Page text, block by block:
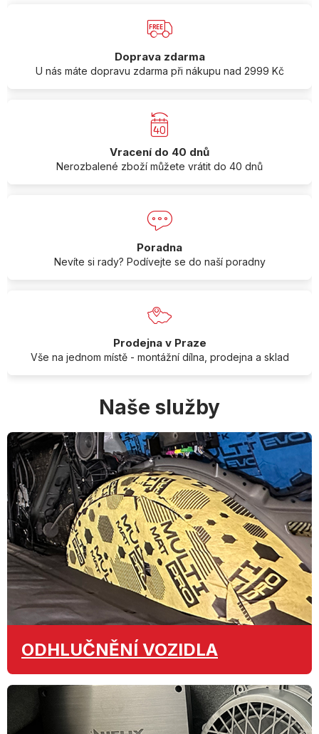
Doprava zdarma
U nás máte dopravu zdarma při nákupu nad 2999 Kč
Vracení do 40 dnů
Nerozbalené zboží můžete vrátit do 40 dnů
Poradna
Nevíte si rady? Podívejte se do naší poradny
Prodejna v Praze
Vše na jednom místě - montážní dílna, prodejna a sklad
Naše služby
ODHLUČNĚNÍ VOZIDLA